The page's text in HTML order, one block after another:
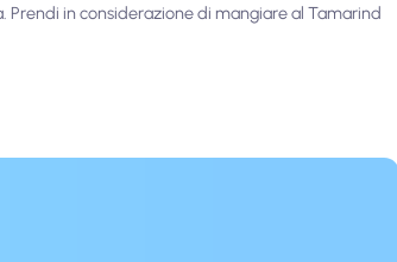
Prendi in considerazione di mangiare al Tamarind